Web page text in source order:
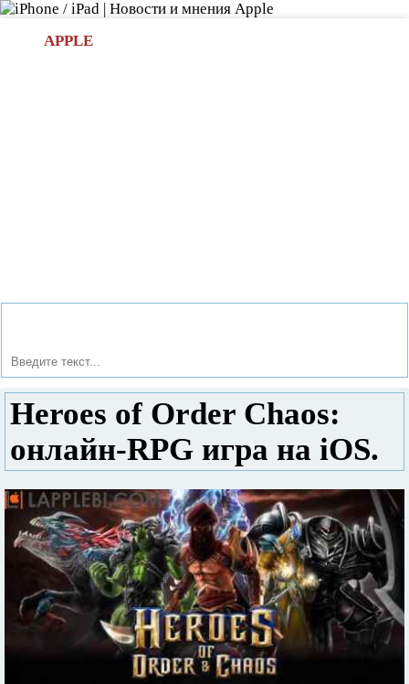
APPLE
Heroes of Order Chaos:
онлайн-RPG игра на iOS.